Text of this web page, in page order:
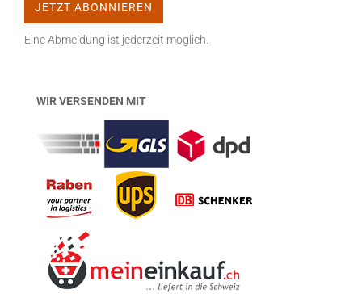
Eine Abmeldung ist jederzeit möglich.
WIR VERSENDEN MIT